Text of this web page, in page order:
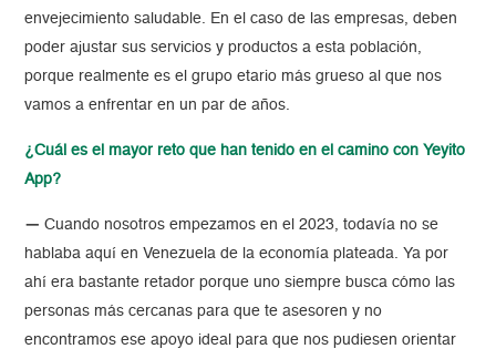
envejecimiento saludable. En el caso de las empresas, deben
poder ajustar sus servicios y productos a esta población,
porque realmente es el grupo etario más grueso al que nos
vamos a enfrentar en un par de años.
¿Cuál es el mayor reto que han tenido en el camino con Yeyito
App?
— Cuando nosotros empezamos en el 2023, todavía no se
hablaba aquí en Venezuela de la economía plateada. Ya por
ahí era bastante retador porque uno siempre busca cómo las
personas más cercanas para que te asesoren y no
encontramos ese apoyo ideal para que nos pudiesen orientar